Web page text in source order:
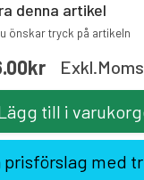
denna artikel
önskar tryck på artikeln
Exkl.moms
till i
prisförslag med